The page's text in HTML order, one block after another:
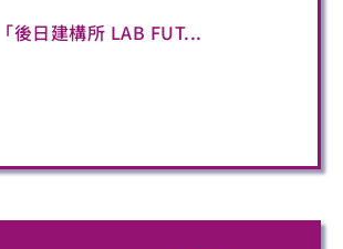
後日建構所 LAB FUT...